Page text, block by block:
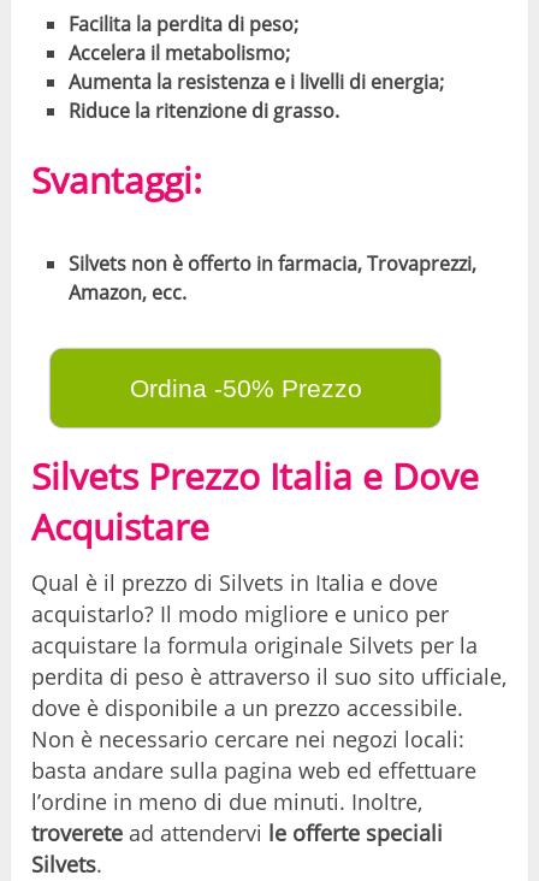
Facilita la perdita di peso;
Accelera il metabolismo;
Aumenta la resistenza e i livelli di energia;
Riduce la ritenzione di grasso.
Svantaggi:
Silvets non è offerto in farmacia, Trovaprezzi,
Amazon, ecc.
Ordina -50% Prezzo
Silvets Prezzo Italia e Dove
Acquistare
Qual è il prezzo di Silvets in Italia e dove
acquistarlo? Il modo migliore e unico per
acquistare la formula originale Silvets per la
perdita di peso è attraverso il suo sito ufficiale,
dove è disponibile a un prezzo accessibile.
Non è necessario cercare nei negozi locali:
basta andare sulla pagina web ed effettuare
l’ordine in meno di due minuti. Inoltre,
troverete ad attendervi le offerte speciali
Silvets.